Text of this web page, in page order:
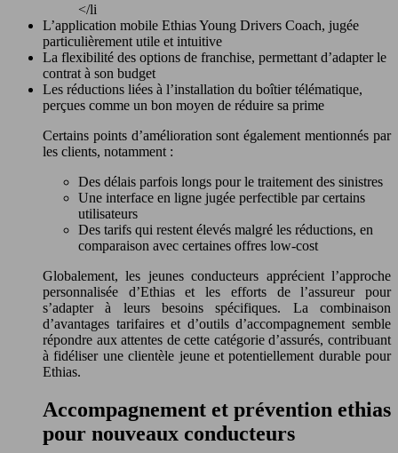
</li
L’application mobile Ethias Young Drivers Coach, jugée
particulièrement utile et intuitive
La flexibilité des options de franchise, permettant d’adapter le
contrat à son budget
Les réductions liées à l’installation du boîtier télématique,
perçues comme un bon moyen de réduire sa prime
Certains points d’amélioration sont également mentionnés par
les clients, notamment :
Des délais parfois longs pour le traitement des sinistres
Une interface en ligne jugée perfectible par certains
utilisateurs
Des tarifs qui restent élevés malgré les réductions, en
comparaison avec certaines offres low-cost
Globalement, les jeunes conducteurs apprécient l’approche
personnalisée d’Ethias et les efforts de l’assureur pour
s’adapter à leurs besoins spécifiques. La combinaison
d’avantages tarifaires et d’outils d’accompagnement semble
répondre aux attentes de cette catégorie d’assurés, contribuant
à fidéliser une clientèle jeune et potentiellement durable pour
Ethias.
Accompagnement et prévention ethias
pour nouveaux conducteurs